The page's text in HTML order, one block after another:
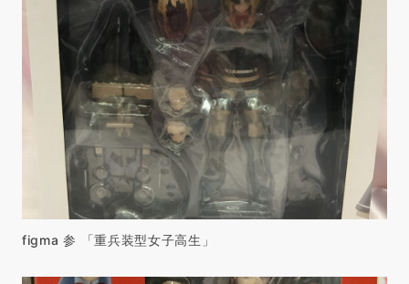
figma 参 「重兵装型女子高生」